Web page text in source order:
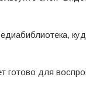
готово для